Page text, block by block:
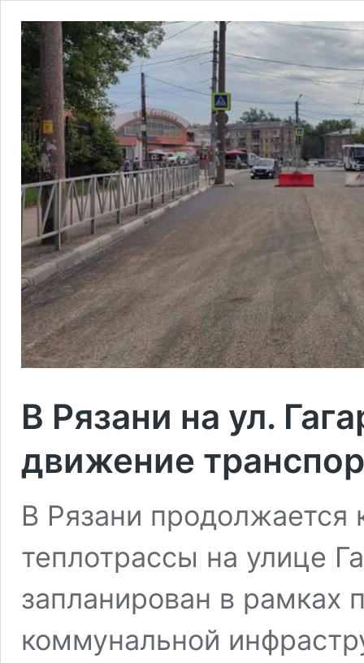
В Рязани на ул.
движение
В Рязани продолжается
теплотрассы на улице
запланирован в рамках
коммунальной